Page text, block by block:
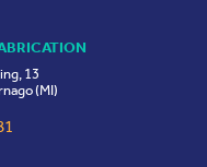
13
(MI)